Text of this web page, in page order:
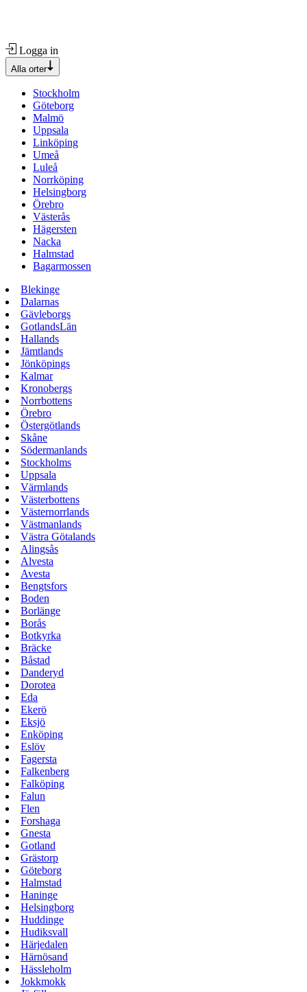
Logga in
Alla orter
Stockholm
Göteborg
Malmö
Uppsala
Linköping
Umeå
Luleå
Norrköping
Helsingborg
Örebro
Västerås
Hägersten
Nacka
Halmstad
Bagarmossen
Blekinge
Dalarnas
Gävleborgs
GotlandsLän
Hallands
Jämtlands
Jönköpings
Kalmar
Kronobergs
Norrbottens
Örebro
Östergötlands
Skåne
Södermanlands
Stockholms
Uppsala
Värmlands
Västerbottens
Västernorrlands
Västmanlands
Västra Götalands
Alingsås
Alvesta
Avesta
Bengtsfors
Boden
Borlänge
Borås
Botkyrka
Bräcke
Båstad
Danderyd
Dorotea
Eda
Ekerö
Eksjö
Enköping
Eslöv
Fagersta
Falkenberg
Falköping
Falun
Flen
Forshaga
Gnesta
Gotland
Grästorp
Göteborg
Halmstad
Haninge
Helsingborg
Huddinge
Hudiksvall
Härjedalen
Härnösand
Hässleholm
Jokkmokk